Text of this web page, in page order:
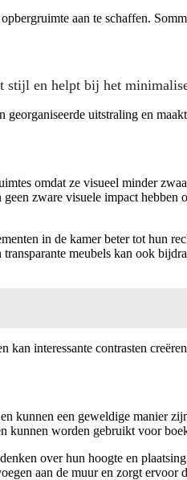
aan te schaffen.
en helpt bij het
georganiseerde uitstraling en
omdat ze visueel minder
zware visuele impact
in de kamer beter tot hun
meubels kan ook
kan interessante contrasten
kunnen een geweldige manier
worden gebruikt voor
over hun hoogte en
aan de muur en zorgt